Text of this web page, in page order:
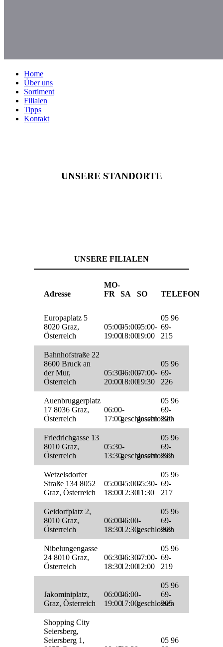
Home
Über uns
Sortiment
Filialen
Tipps
Kontakt
UNSERE STANDORTE
UNSERE FILIALEN
Adresse
MO-
FR
SA SO TELEFON
Europaplatz 5
8020 Graz,
Österreich
05:00-
19:00
05:00-
18:00
05:00-
19:00
05 96
69-
215
Bahnhofstraße 22
8600 Bruck an
der Mur,
Österreich
05:30-
20:00
06:00-
18:00
07:00-
19:30
05 96
69-
226
Auenbruggerplatz
17 8036 Graz,
Österreich
06:00-
17:00geschlossen
geschlossen
05 96
69-
220
Friedrichgasse 13
8010 Graz,
Österreich
05:30-
13:30geschlossen
geschlossen
05 96
69-
232
Wetzelsdorfer
Straße 134 8052
Graz, Österreich
05:00-
18:00
05:00-
12:30
05:30-
11:30
05 96
69-
217
Geidorfplatz 2,
8010 Graz,
Österreich
06:00-
18:30
06:00-
12:30geschlossen
05 96
69-
202
Nibelungengasse
24 8010 Graz,
Österreich
06:30-
18:30
06:30-
12:00
07:00-
12:00
05 96
69-
219
Jakominiplatz,
Graz, Österreich
06:00-
19:00
06:00-
17:00geschlossen
05 96
69-
205
Shopping City
Seiersberg,
Seiersberg 1,
05 96